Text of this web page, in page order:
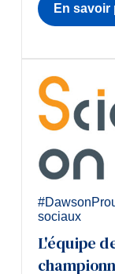
En savoir
sociaux
L'équipe